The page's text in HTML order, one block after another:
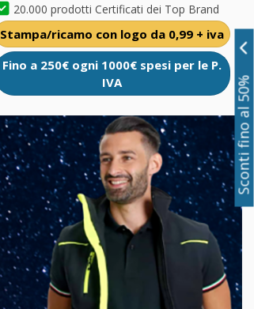
20.000 prodotti Certificati dei Top Brand
Stampa/ricamo con logo da 0,99 + iva
Fino a 250€ ogni 1000€ spesi per le P.
IVA
Sconti fino al 50%